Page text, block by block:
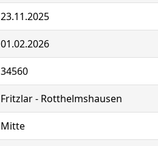
23.11.2025
01.02.2026
34560
Fritzlar - Rotthelmshausen
Mitte